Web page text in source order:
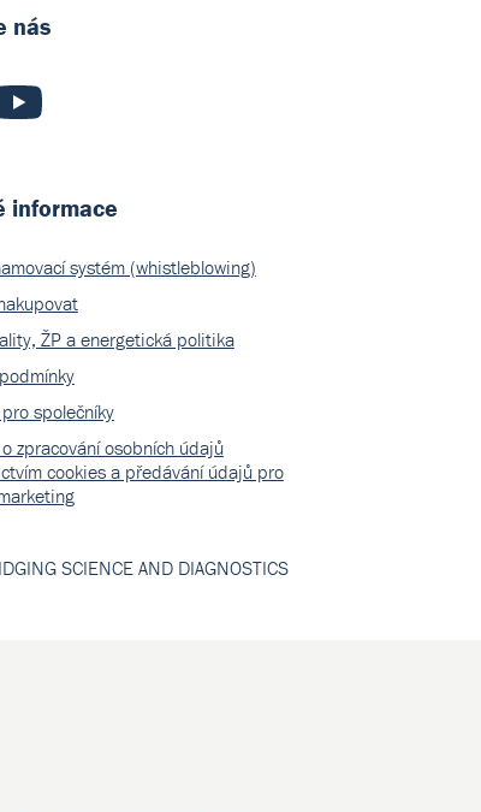
nás
informace
systém (whistleblowing)
ŽP a energetická politika
společníky
zpracování osobních údajů
cookies a předávání údajů pro
SCIENCE AND DIAGNOSTICS